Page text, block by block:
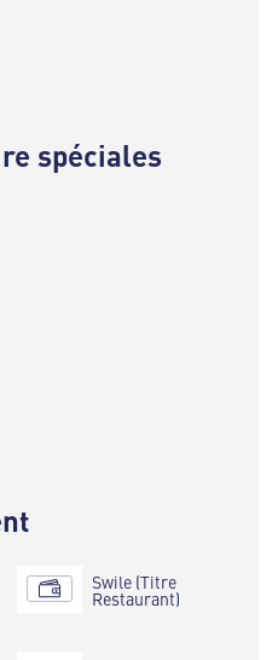
spéciales
Swile (Titre
Restaurant)